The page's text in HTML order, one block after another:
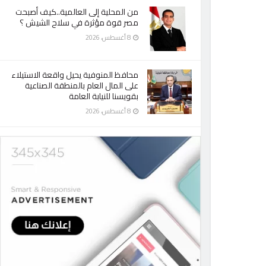
من المحلية إلى العالمية..كيف أصبحت
مصر قوة مؤثرة في سلاح الشيش ؟
محافظ المنوفية يحيل واقعة الاستيلاء
على المال العام بالمنطقة الصناعية
بقويسنا للنيابة العامة